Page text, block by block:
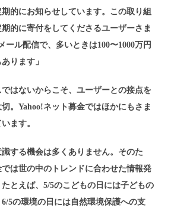
的にお知らせしています。この取り組
的に寄付をしてくださるユーザーさま
ール配信で、多いときは100〜1000万円
ります」
はないからこそ、ユーザーとの接点を
。Yahoo!ネット募金ではほかにもさま
ます。
識する機会は多くありません。そのた
は世の中のトレンドに合わせた情報発
とえば、5/5のこどもの日には子どもの
5の環境の日には自然環境保護への支